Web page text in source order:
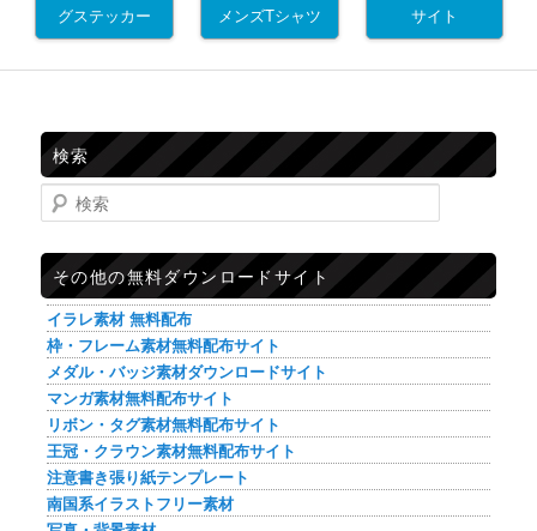
グステッカー メンズTシャツ サイト
検索
検索
その他の無料ダウンロードサイト
イラレ素材 無料配布
枠・フレーム素材無料配布サイト
メダル・バッジ素材ダウンロードサイト
マンガ素材無料配布サイト
リボン・タグ素材無料配布サイト
王冠・クラウン素材無料配布サイト
注意書き張り紙テンプレート
南国系イラストフリー素材